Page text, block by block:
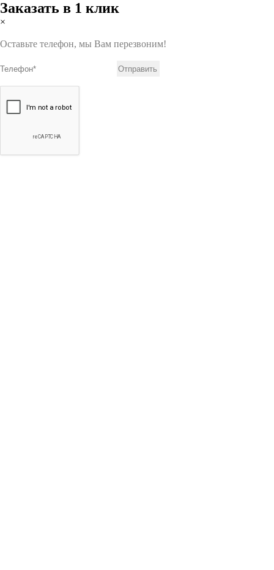
Заказать в 1 клик
×
Оставьте телефон, мы Вам перезвоним!